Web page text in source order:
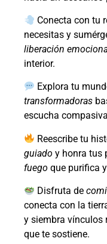
Conecta con tu
necesitas y
liberación
interior.
Explora tu
transformadoras
escucha
Reescribe tu
guiado y honra tus
fuego que purifica
Disfruta de
conecta con la
y siembra vínculos
que te sostiene.